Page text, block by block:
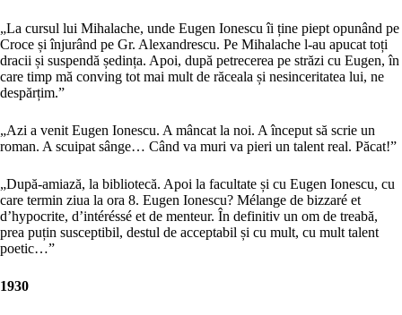
„La cursul lui Mihalache, unde Eugen Ionescu îi ține piept opunând pe
Croce și înjurând pe Gr. Alexandrescu. Pe Mihalache l-au apucat toți
dracii și suspendă ședința. Apoi, după petrecerea pe străzi cu Eugen, în
care timp mă conving tot mai mult de răceala și nesinceritatea lui, ne
despărțim.”
„Azi a venit Eugen Ionescu. A mâncat la noi. A început să scrie un
roman. A scuipat sânge… Când va muri va pieri un talent real. Păcat!”
„După-amiază, la bibliotecă. Apoi la facultate și cu Eugen Ionescu, cu
care termin ziua la ora 8. Eugen Ionescu? Mélange de bizzaré et
d’hypocrite, d’intéréssé et de menteur. În definitiv un om de treabă,
prea puțin susceptibil, destul de acceptabil și cu mult, cu mult talent
poetic…”
1930